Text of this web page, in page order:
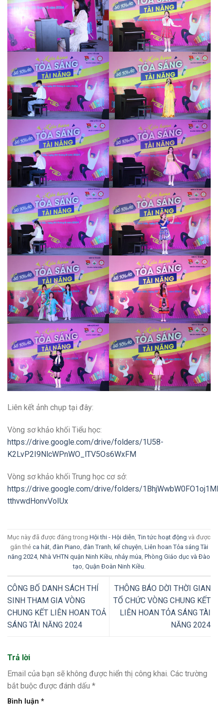
Liên kết ảnh chụp tại đây:
Vòng sơ khảo khối Tiểu học:
https://drive.google.com/drive/folders/1U58-
K2LvP2I9NlcWPnWO_lTV5Os6WxFM
Vòng sơ khảo khối Trung học cơ sở:
https://drive.google.com/drive/folders/
tthvwdHonvVoIUx
Mục này đã được đăng trong Hội thi - Hội diễn, Tin tức hoạt động và được
gắn thẻ ca hát, đàn Piano, đàn Tranh, kể chuyện, Liên hoan Tỏa sáng Tài
năng 2024, Nhà VHTN quận Ninh Kiều, nhảy múa, Phòng Giáo dục và Đào
tạo, Quận Đoàn Ninh Kiều.
CÔNG BỐ DANH SÁCH THÍ
SINH THAM GIA VÒNG
CHUNG KẾT LIÊN HOAN TOẢ
SÁNG TÀI NĂNG 2024
THÔNG BÁO DỜI THỜI GIAN
TỔ CHỨC VÒNG CHUNG KẾT
LIÊN HOAN TỎA SÁNG TÀI
NĂNG 2024
Trả lời
Email của bạn sẽ không được hiển thị công khai. Các trường
bắt buộc được đánh dấu *
Bình luận *